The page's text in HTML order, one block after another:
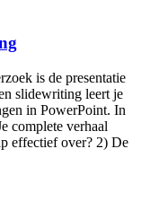
is de presentatie
slidewriting leert je
in PowerPoint. In
complete verhaal
effectief over? 2) De